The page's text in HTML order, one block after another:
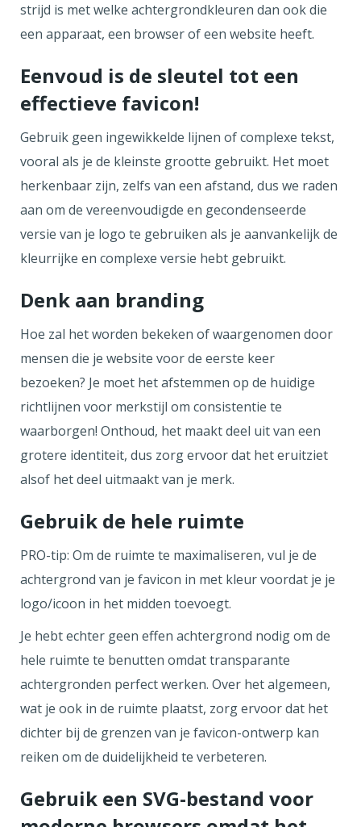
strijd is met welke achtergrondkleuren dan ook die
een apparaat, een browser of een website heeft.
Eenvoud is de sleutel tot een
effectieve favicon!
Gebruik geen ingewikkelde lijnen of complexe tekst,
vooral als je de kleinste grootte gebruikt. Het moet
herkenbaar zijn, zelfs van een afstand, dus we raden
aan om de vereenvoudigde en gecondenseerde
versie van je logo te gebruiken als je aanvankelijk de
kleurrijke en complexe versie hebt gebruikt.
Denk aan branding
Hoe zal het worden bekeken of waargenomen door
mensen die je website voor de eerste keer
bezoeken? Je moet het afstemmen op de huidige
richtlijnen voor merkstijl om consistentie te
waarborgen! Onthoud, het maakt deel uit van een
grotere identiteit, dus zorg ervoor dat het eruitziet
alsof het deel uitmaakt van je merk.
Gebruik de hele ruimte
PRO-tip: Om de ruimte te maximaliseren, vul je de
achtergrond van je favicon in met kleur voordat je je
logo/icoon in het midden toevoegt.
Je hebt echter geen effen achtergrond nodig om de
hele ruimte te benutten omdat transparante
achtergronden perfect werken. Over het algemeen,
wat je ook in de ruimte plaatst, zorg ervoor dat het
dichter bij de grenzen van je favicon-ontwerp kan
reiken om de duidelijkheid te verbeteren.
Gebruik een SVG-bestand voor